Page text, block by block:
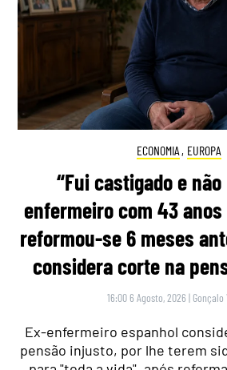
ECONOMIA , EUROPA
“Fui castigado e
enfermeiro com 43
reformou-se 6 meses
considera corte na
16:00 6 Agosto, 2026 | Gonçalo
Ex-enfermeiro espanhol
pensão injusto, por lhe terem